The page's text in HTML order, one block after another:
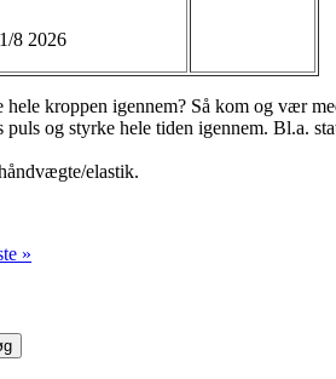
8 2026
kroppen igennem? Så kom og vær
puls og styrke hele tiden igennem. Bl.a.
elastik.